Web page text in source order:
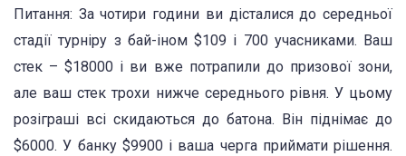
Питання: За чотири години ви дісталися до середньої
стадії турніру з бай-іном $109 і 700 учасниками. Ваш
стек – $18000 і ви вже потрапили до призової зони,
але ваш стек трохи нижче середнього рівня. У цьому
розіграші всі скидаються до батона. Він піднімає до
$6000. У банку $9900 і ваша черга приймати рішення.